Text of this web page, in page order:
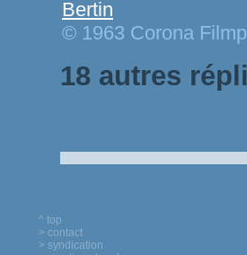
Bertin
© 1963 Corona
18 autres
^ top
> contact
> syndication